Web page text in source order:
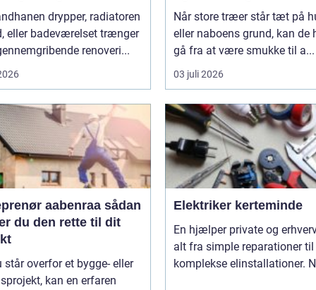
drypper, radiatoren
eller badeværelset trænger
renoveri...
Når store træer står tæt på
eller naboens grund, kan de
gå fra at være smukke til a...
03 juli 2026
aabenraa sådan
du den rette til dit
står overfor et bygge- eller
kan en erfaren
Elektriker kerteminde
En hjælper private og erhverv med
alt fra simple reparationer til
komplekse elinstallationer.